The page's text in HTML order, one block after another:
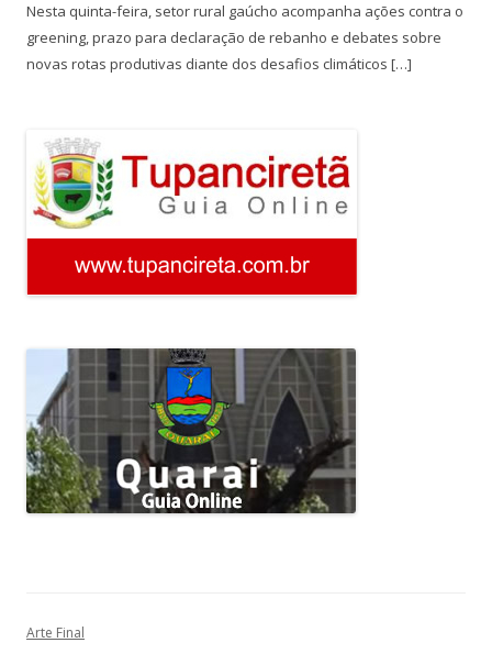
Nesta quinta-feira, setor rural gaúcho acompanha ações contra o
greening, prazo para declaração de rebanho e debates sobre
novas rotas produtivas diante dos desafios climáticos […]
Arte Final